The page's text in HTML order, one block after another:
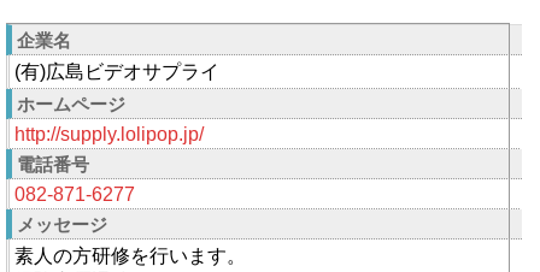
企業名
(有)広島ビデオサプライ
ホームページ
http://supply.lolipop.jp/
電話番号
082-871-6277
メッセージ
素人の方研修を行います。